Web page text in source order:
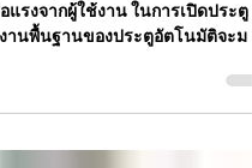
ว 1 นาที
งานพื้นฐานของประตูอัตโนมัติจะม